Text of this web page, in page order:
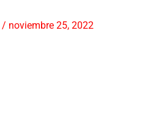
/ noviembre 25, 2022